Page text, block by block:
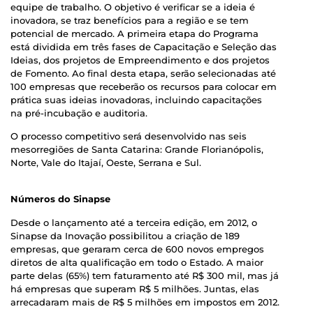
equipe de trabalho. O objetivo é verificar se a ideia é
inovadora, se traz benefícios para a região e se tem
potencial de mercado. A primeira etapa do Programa
está dividida em três fases de Capacitação e Seleção das
Ideias, dos projetos de Empreendimento e dos projetos
de Fomento. Ao final desta etapa, serão selecionadas até
100 empresas que receberão os recursos para colocar em
prática suas ideias inovadoras, incluindo capacitações
na pré-incubação e auditoria.
O processo competitivo será desenvolvido nas seis
mesorregiões de Santa Catarina: Grande Florianópolis,
Norte, Vale do Itajaí, Oeste, Serrana e Sul.
Números do Sinapse
Desde o lançamento até a terceira edição, em 2012, o
Sinapse da Inovação possibilitou a criação de 189
empresas, que geraram cerca de 600 novos empregos
diretos de alta qualificação em todo o Estado. A maior
parte delas (65%) tem faturamento até R$ 300 mil, mas já
há empresas que superam R$ 5 milhões. Juntas, elas
arrecadaram mais de R$ 5 milhões em impostos em 2012.